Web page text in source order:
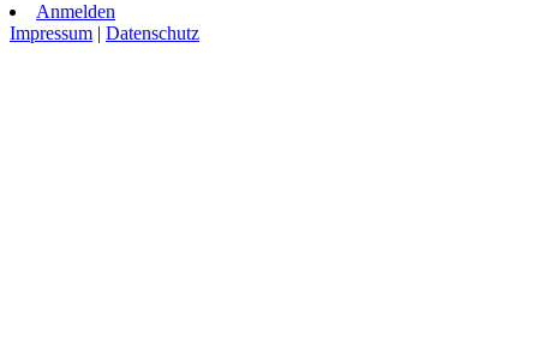
Anmelden
Impressum | Datenschutz